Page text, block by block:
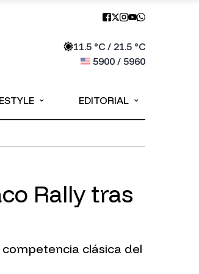
11.5°C / 21.5°C
5900/ 5960
⌄ EDITORIAL ⌄
Rally tras
clásica del